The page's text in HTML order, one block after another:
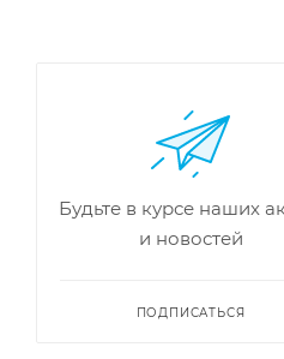
Будьте в курсе наших
и новостей
ПОДПИСАТЬСЯ